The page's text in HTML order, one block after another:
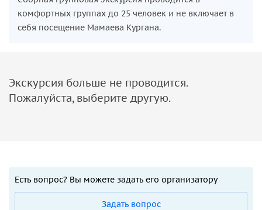
комфортных группах до 25 человек и не включает в
себя посещение Мамаева Кургана.
Экскурсия больше не проводится.
Пожалуйста, выберите другую.
Есть вопрос? Вы можете задать его организатору
Задать вопрос